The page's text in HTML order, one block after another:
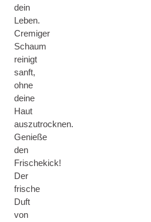
dein
Leben.
Cremiger
Schaum
reinigt
sanft,
ohne
deine
Haut
auszutrocknen.
Genieße
den
Frischekick!
Der
frische
Duft
von